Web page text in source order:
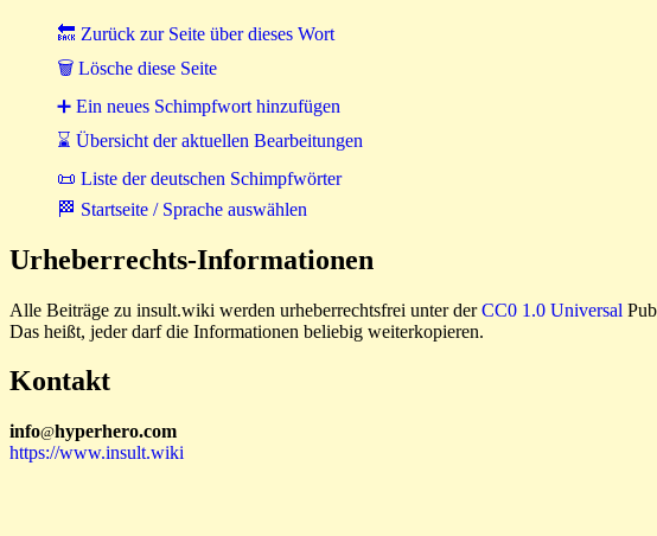
🔙 Zurück zur Seite über dieses Wort
🗑 Lösche diese Seite
➕ Ein neues Schimpfwort hinzufügen
⌛ Übersicht der aktuellen Bearbeitungen
📜 Liste der deutschen Schimpfwörter
🏁 Startseite / Sprache auswählen
Urheberrechts-Informationen
Alle Beiträge zu insult.wiki werden urheberrechtsfrei unter derCC0 1.0 Universal
Das heißt, jeder darf die Informationen beliebig weiterkopieren.
Kontakt
info@hyperhero.com
https://www.insult.wiki